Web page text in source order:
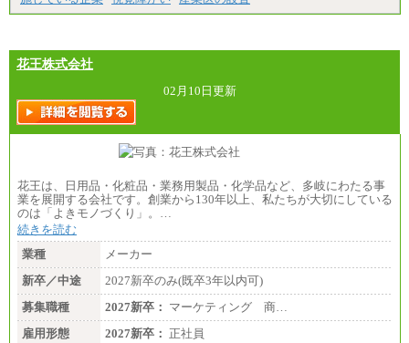
※拠点型職員、特定職員の給与は、生活の拠点が定
全職種共通
月給制
226,600円～390,100円（勤務地域等により異なりま
す）
・ご経験やスキルを考慮し、選考の中で決定いたし
ます。
花王株式会社
02月10日更新
花王は、日用品・化粧品・業務用製品・化学品など、多岐にわたる事
業を展開する会社です。創業から130年以上、私たちが大切にしている
のは「よきモノづくり」。…
続きを読む
業種
メーカー
新卒／中途
2027新卒のみ(既卒3年以内可)
募集職種
2027新卒： マーケティング 商…
雇用形態
2027新卒： 正社員